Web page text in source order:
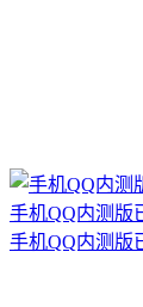
手机QQ内测版
手机QQ内测版